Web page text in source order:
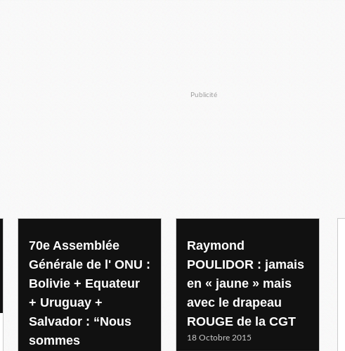
Publicité
70e Assemblée
Générale de l' ONU :
Bolivie + Equateur
+ Uruguay +
Salvador : “Nous
sommes
Raymond
POULIDOR : jamais
en « jaune » mais
avec le drapeau
ROUGE de la CGT
18 Octobre 2015